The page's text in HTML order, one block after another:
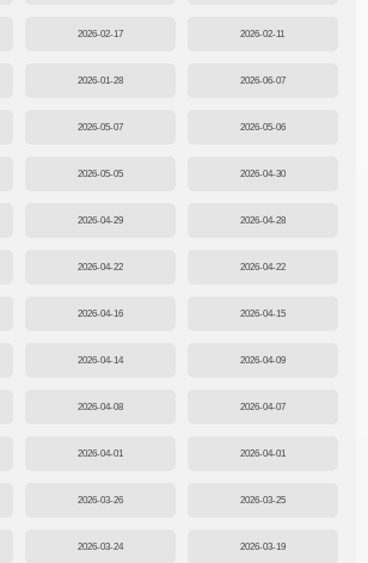
2026-02-17 2026-02-11
2026-01-28 2026-06-07
2026-05-07 2026-05-06
2026-05-05 2026-04-30
2026-04-29 2026-04-28
2026-04-22 2026-04-22
2026-04-16 2026-04-15
2026-04-14 2026-04-09
2026-04-08 2026-04-07
2026-04-01 2026-04-01
2026-03-26 2026-03-25
2026-03-24 2026-03-19